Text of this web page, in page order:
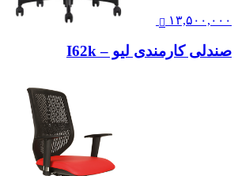
۱۳,۵۰۰,۰۰۰
صندلی کارمندی لیو – I62k